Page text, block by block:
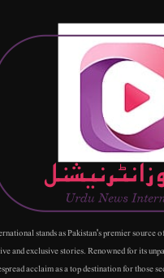
stands as Pakistan's premier source
and exclusive stories. Renowned for its
acclaim as a top destination for those